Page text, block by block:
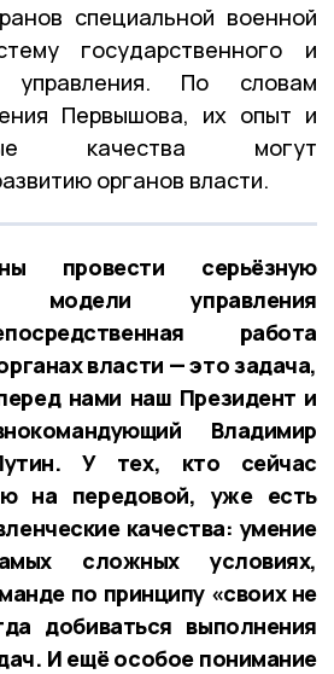
специальной военной
государственного и
управления. По словам
Первышова, их опыт и
качества могут
органов власти.
провести серьёзную
модели управления
работа
власти — это задача,
нами наш Президент и
Владимир
У тех, кто сейчас
на передовой, уже есть
качества: умение
сложных условиях,
по принципу «своих не
добиваться выполнения
И ещё особое понимание